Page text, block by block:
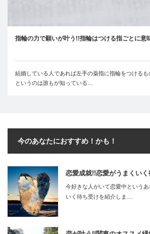
指輪の力で願いが叶う!!指輪はつける指ごとに意
結婚している人であれば左手の薬指に指輪をつける
というのは誰もが知っている…
今のあなたにおすすめ！かも！
恋愛成就!!恋愛がうまくい
今好きな人がいて恋愛中という
いく待ち受けを紹介しま…